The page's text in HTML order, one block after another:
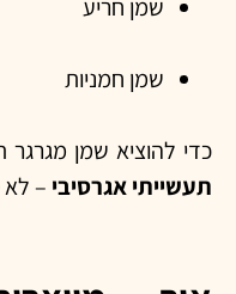
שמן חריע
שמן חמניות
כדי להוציא שמן מגרגר
תעשייתי אגרסיבי– לא